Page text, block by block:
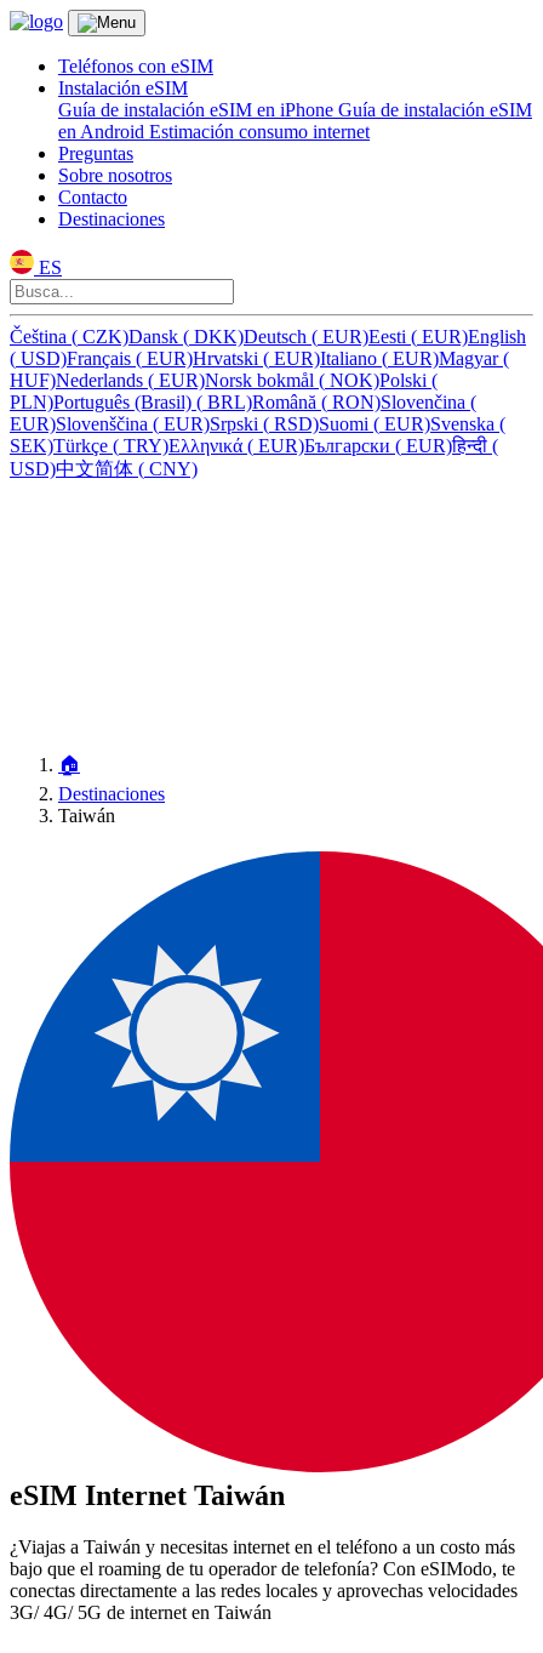
Teléfonos con eSIM
Instalación eSIM
Guía de instalación eSIM en iPhone Guía de instalación eSIM
en Android Estimación consumo internet
Preguntas
Sobre nosotros
Contacto
Destinaciones
ES
Čeština ( CZK)Dansk ( DKK)Deutsch ( EUR)Eesti ( EUR)English
( USD)Français ( EUR)Hrvatski ( EUR)Italiano ( EUR)Magyar(
HUF)Nederlands ( EUR)Norsk bokmål ( NOK)Polski (
PLN)Português (Brasil) ( BRL)Română ( RON)Slovenčina (
EUR)Slovenščina ( EUR)Srpski ( RSD)Suomi ( EUR)Svenska (
SEK)Türkçe ( TRY)Ελληνικά ( EUR)Български ( EUR)हिन्दी (
USD)中文简体 ( CNY)
🏠
Destinaciones
Taiwán
eSIM Internet Taiwán
¿Viajas a Taiwán y necesitas internet en el teléfono a un costo más
bajo que el roaming de tu operador de telefonía? Con eSIModo, te
conectas directamente a las redes locales y aprovechas velocidades
3G/ 4G/ 5G de internet en Taiwán